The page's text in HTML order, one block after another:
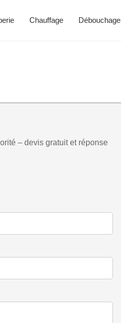
Chauffage Débouchage
– devis gratuit et réponse